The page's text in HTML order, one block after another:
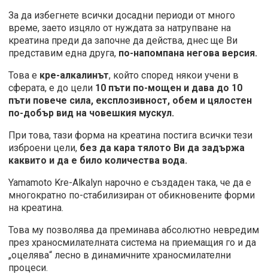
За да избегнете всички досадни периоди от много
време, заето изцяло от нуждата за натрупване на
креатина преди да започне да действа, днес ще Ви
представим една друга, по-напомпана негова версия.
Това е кре-алкалинът, който според някои учени в
сферата, е до цели 10 пъти по-мощен и дава до 10
пъти повече сила, експлозивност, обем и цялостен
по-добър вид на човешкия мускул.
При това, тази форма на креатина постига всички тези
изброени цели, без да кара тялото Ви да задържа
каквито и да е било количества вода.
Yamamoto Kre-Alkalyn нарочно е създаден така, че да е
многократно по-стабилизиран от обикновените форми
на креатина.
Това му позволява да преминава абсолютно невредим
през храносмилателната система на приемащия го и да
„оцелява“ лесно в динамичните храносмилателни
процеси.